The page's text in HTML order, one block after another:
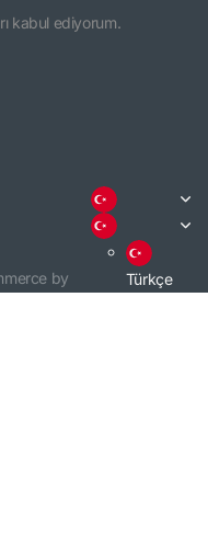
kabul ediyorum.
by
Türkçe